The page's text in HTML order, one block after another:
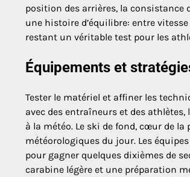
position des arrières, la consistance
une histoire d’équilibre: entre
restant un véritable test pour les
Équipements et
Tester le matériel et affiner les
avec des entraîneurs et des
à la météo. Le ski de fond, cœur de
météorologiques du jour. Les
pour gagner quelques dixièmes de
carabine légère et une préparation